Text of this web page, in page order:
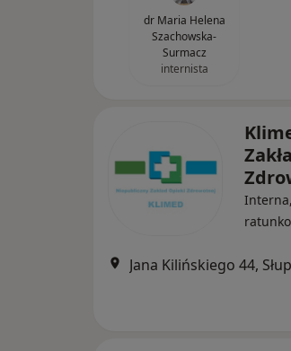
dr Maria Helena
Szachowska-
Surmacz
internista
Jana Kilińskiego 44,